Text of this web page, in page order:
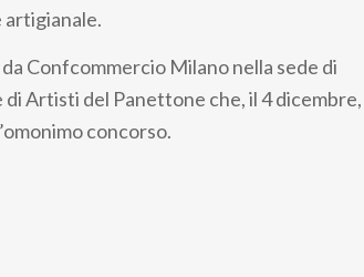
Confcommercio Milano nella sede di
di Artisti del Panettone che, il 4 dicembre,
concorso.